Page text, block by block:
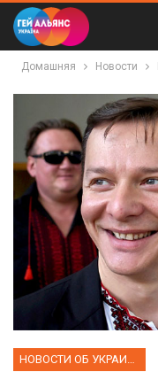
Домашняя Новости